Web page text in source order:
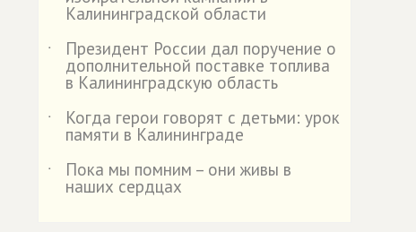
Калининградской области
˙
Президент России дал поручение о
дополнительной поставке топлива
в Калининградскую область
˙
Когда герои говорят с детьми: урок
памяти в Калининграде
˙
Пока мы помним – они живы в
наших сердцах